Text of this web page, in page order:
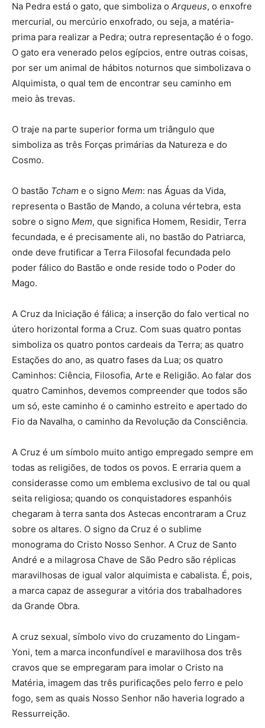
Na Pedra está o gato, que simboliza o Arqueus, o enxofre
mercurial, ou mercúrio enxofrado, ou seja, a matéria-
prima para realizar a Pedra; outra representação é o fogo.
O gato era venerado pelos egípcios, entre outras coisas,
por ser um animal de hábitos noturnos que simbolizava o
Alquimista, o qual tem de encontrar seu caminho em
meio às trevas.
O traje na parte superior forma um triângulo que
simboliza as três Forças primárias da Natureza e do
Cosmo.
O bastão Tcham e o signo Mem: nas Águas da Vida,
representa o Bastão de Mando, a coluna vértebra, esta
sobre o signo Mem, que significa Homem, Residir, Terra
fecundada, e é precisamente ali, no bastão do Patriarca,
onde deve frutificar a Terra Filosofal fecundada pelo
poder fálico do Bastão e onde reside todo o Poder do
Mago.
A Cruz da Iniciação é fálica; a inserção do falo vertical no
útero horizontal forma a Cruz. Com suas quatro pontas
simboliza os quatro pontos cardeais da Terra; as quatro
Estações do ano, as quatro fases da Lua; os quatro
Caminhos: Ciência, Filosofia, Arte e Religião. Ao falar dos
quatro Caminhos, devemos compreender que todos são
um só, este caminho é o caminho estreito e apertado do
Fio da Navalha, o caminho da Revolução da Consciência.
A Cruz é um símbolo muito antigo empregado sempre em
todas as religiões, de todos os povos. E erraria quem a
considerasse como um emblema exclusivo de tal ou qual
seita religiosa; quando os conquistadores espanhóis
chegaram à terra santa dos Astecas encontraram a Cruz
sobre os altares. O signo da Cruz é o sublime
monograma do Cristo Nosso Senhor. A Cruz de Santo
André e a milagrosa Chave de São Pedro são réplicas
maravilhosas de igual valor alquimista e cabalista. É, pois,
a marca capaz de assegurar a vitória dos trabalhadores
da Grande Obra.
A cruz sexual, símbolo vivo do cruzamento do Lingam-
Yoni, tem a marca inconfundível e maravilhosa dos três
cravos que se empregaram para imolar o Cristo na
Matéria, imagem das três purificações pelo ferro e pelo
fogo, sem as quais Nosso Senhor não haveria logrado a
Ressurreição.